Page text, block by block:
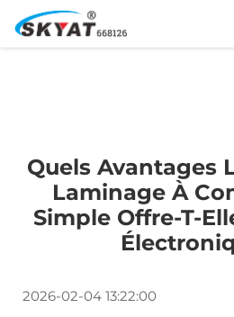
Machine de Soudage par
Plis
Quels Avantages
Laminage À
Simple Offre-T-
2026-02-04 13:22:00